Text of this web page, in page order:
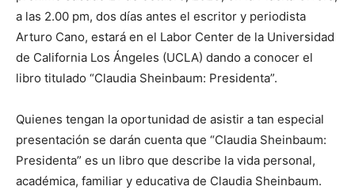
a las 2.00 pm, dos días antes el escritor y periodista
Arturo Cano, estará en el Labor Center de la Universidad
de California Los Ángeles (UCLA) dando a conocer el
libro titulado “Claudia Sheinbaum: Presidenta”.
Quienes tengan la oportunidad de asistir a tan especial
presentación se darán cuenta que “Claudia Sheinbaum:
Presidenta” es un libro que describe la vida personal,
académica, familiar y educativa de Claudia Sheinbaum.